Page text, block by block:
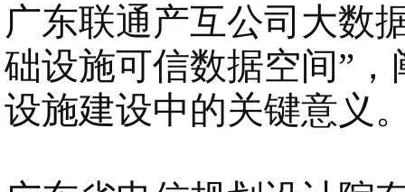
广东联通产互公司大数
础设施可信数据空间”
设施建设中的关键意义